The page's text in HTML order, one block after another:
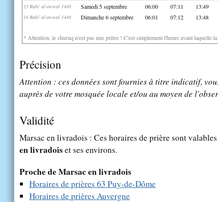
23 Rabi' al-awwal 1448 Samedi 5 septembre 06:00 07:11 13:49
24 Rabi' al-awwal 1448 Dimanche 6 septembre 06:01 07:12 13:48
* Attention, le shuruq n'est pas une prière ! C'est simplement l'heure avant laquelle
Précision
Attention : ces données sont fournies à titre indicatif,
auprès de votre mosquée locale et/ou au moyen de
Validité
Marsac en livradois : Ces horaires de prière sont
en livradoiset ses environs.
Proche de Marsac en livradois
Horaires de prières 63 Puy-de-Dôme
Horaires de prières Auvergne